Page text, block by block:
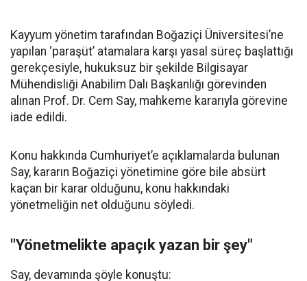
Kayyum yönetim tarafından Boğaziçi Üniversitesi’ne
yapılan ‘paraşüt’ atamalara karşı yasal süreç başlattığı
gerekçesiyle, hukuksuz bir şekilde Bilgisayar
Mühendisliği Anabilim Dalı Başkanlığı görevinden
alınan Prof. Dr. Cem Say, mahkeme kararıyla görevine
iade edildi.
Konu hakkında Cumhuriyet’e açıklamalarda bulunan
Say, kararın Boğaziçi yönetimine göre bile absürt
kaçan bir karar olduğunu, konu hakkındaki
yönetmeliğin net olduğunu söyledi.
"Yönetmelikte apaçık yazan bir şey"
Say, devamında şöyle konuştu: